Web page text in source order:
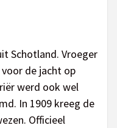
Schotland. Vroeger
de jacht op
werd ook wel
In 1909 kreeg de
Officieel